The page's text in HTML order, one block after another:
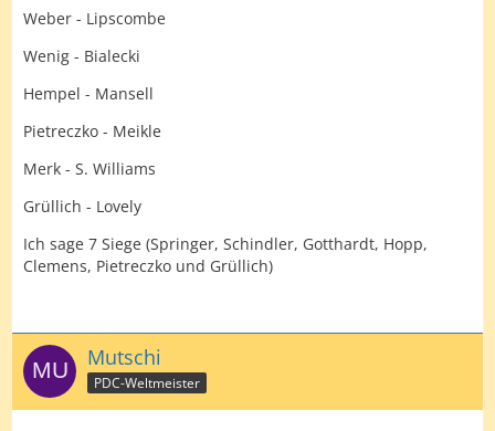
Weber - Lipscombe
Wenig - Bialecki
Hempel - Mansell
Pietreczko - Meikle
Merk - S. Williams
Grüllich - Lovely
Ich sage 7 Siege (Springer, Schindler, Gotthardt, Hopp,
Clemens, Pietreczko und Grüllich)
Mutschi
PDC-Weltmeister